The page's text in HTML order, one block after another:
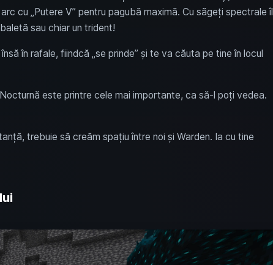
cu „Putere V” pentru pagubă maximă. Cu săgeți spectrale îl
sau chiar un trident!
în rafale, fiindcă „se prinde” și te va căuta pe tine în locul
este printre cele mai importante, ca să-l poți vedea.
trebuie să creăm spațiu între noi și Warden. Ia cu tine